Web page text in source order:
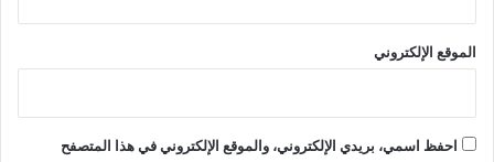
الموقع الإلكتروني
احفظ اسمي، بريدي الإلكتروني، والموقع الإلكتروني في هذا المتصفح